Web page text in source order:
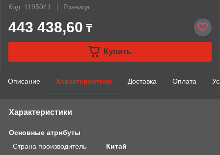
Код: 1195041
Розница
443 438,60 ₸
Купить
Описание Характеристики Доставка Оплата
Характеристики
Основные атрибуты
Страна производитель
Китай